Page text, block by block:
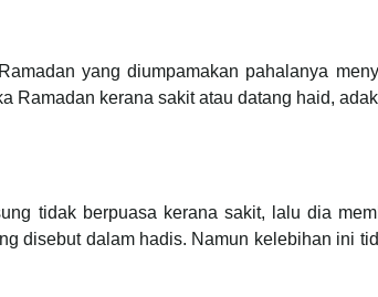
yang diumpamakan pahalanya
Ramadan kerana sakit atau datang haid,
tidak berpuasa kerana sakit, lalu dia
disebut dalam hadis. Namun kelebihan ini